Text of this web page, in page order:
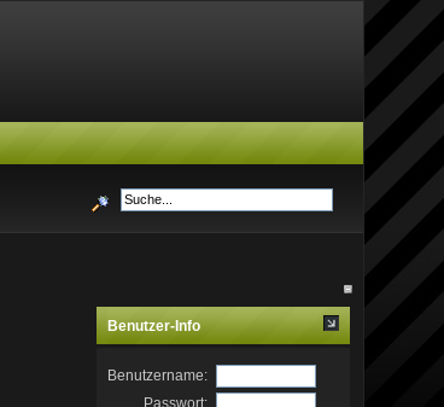
Benutzer-Info
Benutzername:
Passwort: